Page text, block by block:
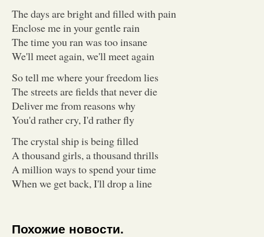
The days are bright and filled with pain
Enclose me in your gentle rain
The time you ran was too insane
We'll meet again, we'll meet again
So tell me where your freedom lies
The streets are fields that never die
Deliver me from reasons why
You'd rather cry, I'd rather fly
The crystal ship is being filled
A thousand girls, a thousand thrills
A million ways to spend your time
When we get back, I'll drop a line
Похожие новости.